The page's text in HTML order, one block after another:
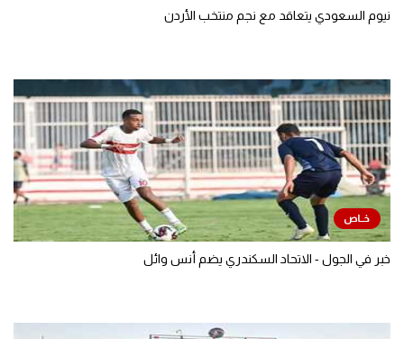
نيوم السعودي يتعاقد مع نجم منتخب الأردن
خبر في الجول - الاتحاد السكندري يضم أنس وائل